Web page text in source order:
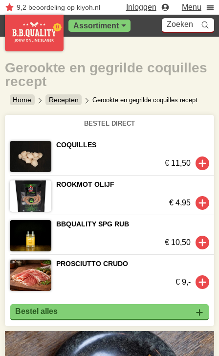
9,2 beoordelingop kiyoh.nl Inloggen Menu
Assortiment Zoeken
Home Recepten Gerookte en gegrilde coquilles recept
Gerookte en gegrilde coquilles
recept
BESTEL DIRECT
COQUILLES
€ 11,50
ROOKMOT OLIJF
€ 4,95
BBQUALITY SPG RUB
€ 10,50
PROSCIUTTO CRUDO
€ 9,-
Bestel alles